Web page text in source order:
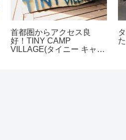
首都圏からアクセス良
好！TINY CAMP
VILLAGE(タイニー キャン